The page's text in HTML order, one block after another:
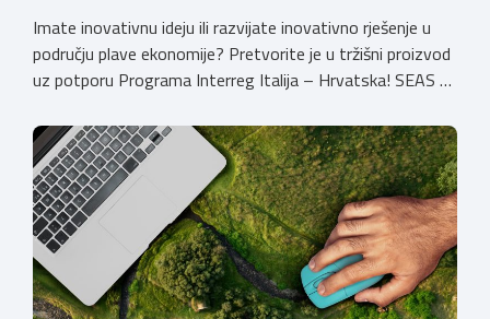
Imate inovativnu ideju ili razvijate inovativno rješenje u
području plave ekonomije? Pretvorite je u tržišni proizvod
uz potporu Programa Interreg Italija – Hrvatska! SEAS –
SEAS – Sustainable Enterprises Advancing Blue Solutions
namijenjen je mikro, malim i srednjim poduzećima iz
Hrvatske i Italije koja žele razviti ili komercijalizirati
inovativna […]